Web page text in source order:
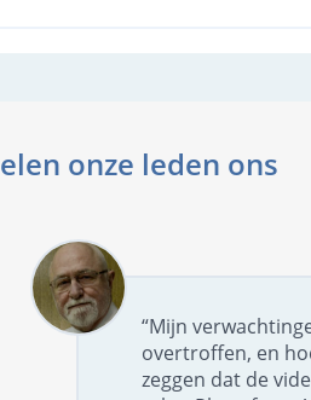
onze leden ons
“Mijn
overtroffen, en
zeggen dat de